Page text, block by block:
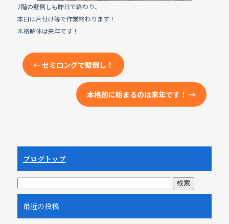
2階の壁倒しも昨日で終わり、
本日は片付け等で作業終わります！
本格解体は来年です！
←セミロングで壁倒し！
本格的に始まるのは来年です！→
ブログトップ
最近の投稿